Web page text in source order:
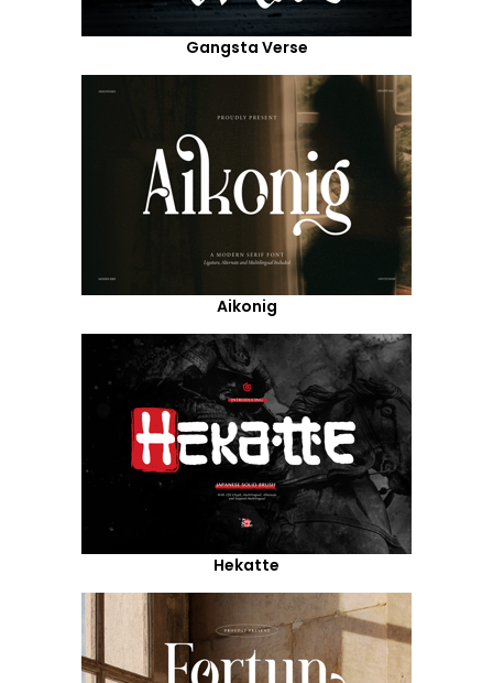
Gangsta Verse
Aikonig
Hekatte